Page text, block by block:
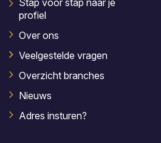
Stap voor stap naar je
profiel
Over ons
Veelgestelde vragen
Overzicht branches
Nieuws
Adres insturen?